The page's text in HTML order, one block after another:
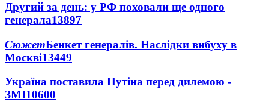
Другий за день: у РФ поховали ще одного
генерала13897
СюжетБенкет генералів. Наслідки вибуху в
Москві13449
Україна поставила Путіна перед дилемою -
ЗМІ10600